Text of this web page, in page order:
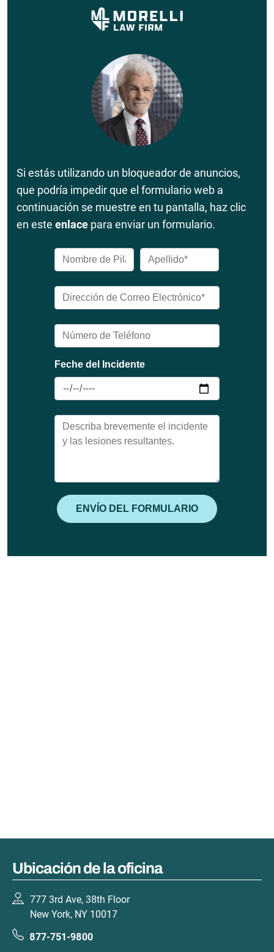
Si estás utilizando un bloqueador de anuncios,
que podría impedir que el formulario web a
continuación se muestre en tu pantalla, haz clic
en este enlace para enviar un formulario.
Ubicación de la oficina
777 3rd Ave, 38th Floor
New York, NY 10017
877-751-9800